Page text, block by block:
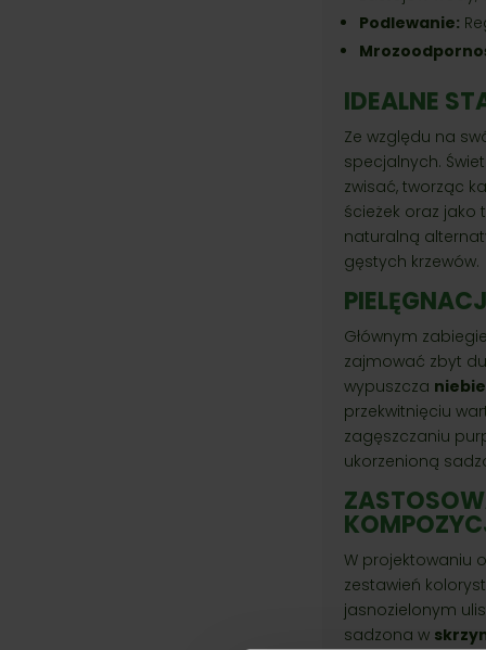
Podlewanie:
IDEALNE
Ze względu na
specjalnych.
zwisać, tworząc
ścieżek oraz jako
naturalną
gęstych krzewów.
Głównym
zajmować zbyt
wypuszcza
przekwitnięciu
zagęszczaniu
ukorzenioną
W projektowaniu
zestawień
jasnozielonym
sadzona w